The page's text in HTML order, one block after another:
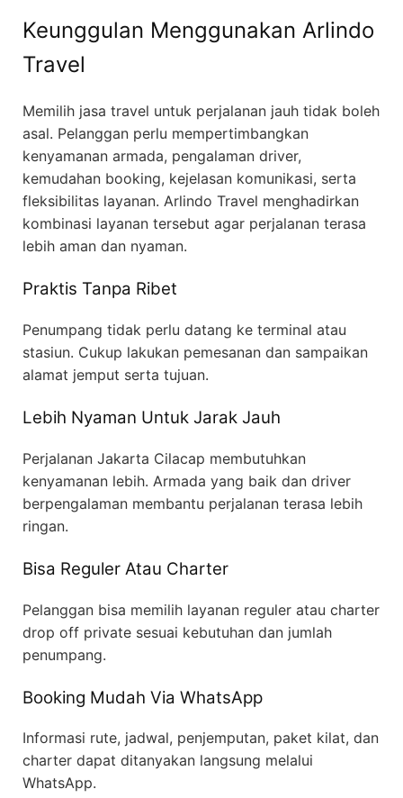
Keunggulan Menggunakan Arlindo
Travel
Memilih jasa travel untuk perjalanan jauh tidak boleh
asal. Pelanggan perlu mempertimbangkan
kenyamanan armada, pengalaman driver,
kemudahan booking, kejelasan komunikasi, serta
fleksibilitas layanan. Arlindo Travel menghadirkan
kombinasi layanan tersebut agar perjalanan terasa
lebih aman dan nyaman.
Praktis Tanpa Ribet
Penumpang tidak perlu datang ke terminal atau
stasiun. Cukup lakukan pemesanan dan sampaikan
alamat jemput serta tujuan.
Lebih Nyaman Untuk Jarak Jauh
Perjalanan Jakarta Cilacap membutuhkan
kenyamanan lebih. Armada yang baik dan driver
berpengalaman membantu perjalanan terasa lebih
ringan.
Bisa Reguler Atau Charter
Pelanggan bisa memilih layanan reguler atau charter
drop off private sesuai kebutuhan dan jumlah
penumpang.
Booking Mudah Via WhatsApp
Informasi rute, jadwal, penjemputan, paket kilat, dan
charter dapat ditanyakan langsung melalui
WhatsApp.